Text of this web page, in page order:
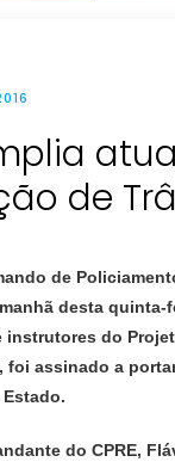
de
desta
do
foi assinado a
do CPRE,